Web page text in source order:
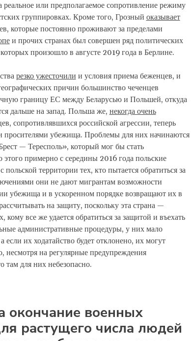
реальное или предполагаемое сопротивление режиму
группировках. Кроме того, Грозный оказывает
которые постоянно проживают за пределами
и прочих странах был совершен ряд политических
произошло в августе 2019 года в Берлине.
резко ужесточили и условия приема беженцев, и
причин большинство чеченцев
границу ЕС между Беларусью и Польшей, откуда
дальше на запад. Польша же, некогда очень
сопротивлявшихся российской агрессии, теперь
просителями убежища. Проблемы для них начинаются
— Тересполь», который мог бы стать
примерно с середины 2016 года польские
польской территории тех, кто пытается обратиться за
они не дают мигрантам возможности
убежища и в ускоренном порядке возвращают их в
на защиту, поскольку эта страна —
все же удается обратиться за защитой и въехать
административные процедуры, у них мало
если их ходатайство будет отклонено, их могут
несмотря на регулярные предупреждения
там для них небезопасно.
окончание военных
растущего числа людей